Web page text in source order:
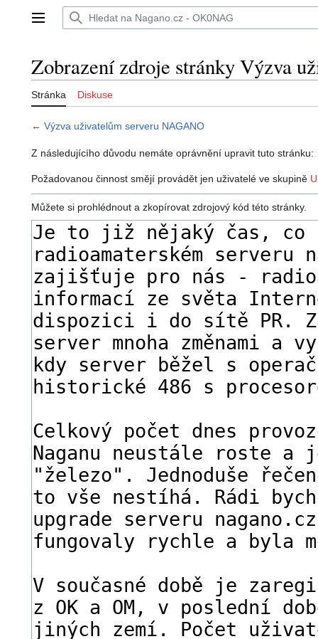
Hlavní menu
Zobrazení zdroje stránky Výzva
Stránka Diskuse
← Výzva uživatelům serveru NAGANO
Z následujícího důvodu nemáte oprávnění upravit tuto stránku:
Požadovanou činnost smějí provádět jen uživatelé ve skupině
Můžete si prohlédnout a zkopírovat zdrojový kód této stránky.